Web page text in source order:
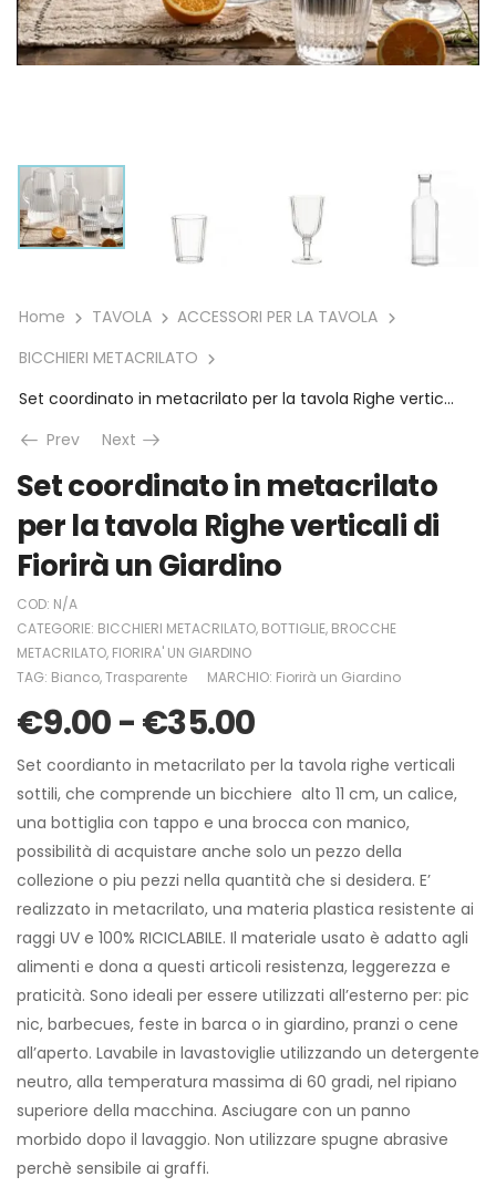
Home TAVOLA
ACCESSORI PER LA TAVOLA
BICCHIERI METACRILATO
Set coordinato in metacrilato per la tavola Righe verticali di Fiorirà un Giardino
Prev
Next
Set coordinato in metacrilato
per la tavola Righe verticali di
Fiorirà un Giardino
COD: N/A
CATEGORIE: BICCHIERI METACRILATO, BOTTIGLIE, BROCCHE
METACRILATO, FIORIRA' UN GIARDINO
TAG: Bianco,Trasparente MARCHIO: Fiorirà un Giardino
€9.00-€35.00
Set coordianto in metacrilato per la tavola righe verticali
sottili, che comprende un bicchiere alto 11 cm, un calice,
una bottiglia con tappo e una brocca con manico,
possibilità di acquistare anche solo un pezzo della
collezione o piu pezzi nella quantità che si desidera. E’
realizzato in metacrilato, una materia plastica resistente ai
raggi UV e 100% RICICLABILE. Il materiale usato è adatto agli
alimenti e dona a questi articoli resistenza, leggerezza e
praticità. Sono ideali per essere utilizzati all’esterno per: pic
nic, barbecues, feste in barca o in giardino, pranzi o cene
all’aperto. Lavabile in lavastoviglie utilizzando un detergente
neutro, alla temperatura massima di 60 gradi, nel ripiano
superiore della macchina. Asciugare con un panno
morbido dopo il lavaggio. Non utilizzare spugne abrasive
perchè sensibile ai graffi.